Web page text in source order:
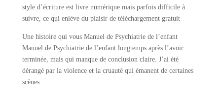
style d’écriture est livre numérique mais parfois difficile à
suivre, ce qui enlève du plaisir de téléchargement gratuit
Une histoire qui vous Manuel de Psychiatrie de l’enfant
Manuel de Psychiatrie de l’enfant longtemps après l’avoir
terminée, mais qui manque de conclusion claire. J’ai été
dérangé par la violence et la cruauté qui émanent de certaines
scènes.